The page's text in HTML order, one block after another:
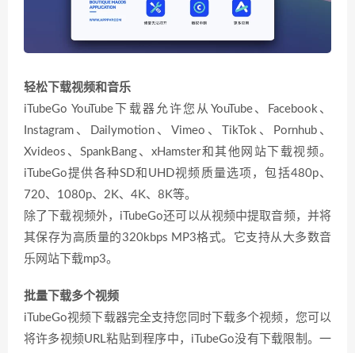
轻松下载视频和音乐
iTubeGo YouTube下载器允许您从YouTube、Facebook、
Instagram、Dailymotion、Vimeo、TikTok、Pornhub、
Xvideos、SpankBang、xHamster和其他网站下载视频。
iTubeGo提供各种SD和UHD视频质量选项，包括480p、
720、1080p、2K、4K、8K等。
除了下载视频外，iTubeGo还可以从视频中提取音频，并将
其保存为高质量的320kbps MP3格式。它支持从大多数音
乐网站下载mp3。
批量下载多个视频
iTubeGo视频下载器完全支持您同时下载多个视频，您可以
将许多视频URL粘贴到程序中，iTubeGo没有下载限制。一